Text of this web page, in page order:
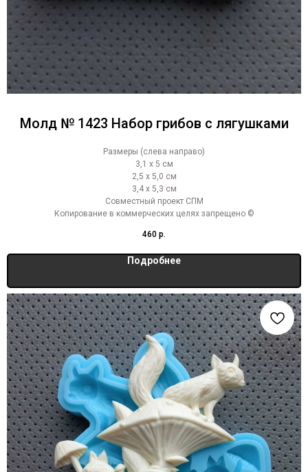
Молд № 1423 Набор грибов с лягушками
Размеры (слева направо)
3,1 х 5 см
2,5 х 5,0 см
3,4 х 5,3 см
Совместный проект СПМ
Копирование в коммерческих целях запрещено ©
460 р.
Подробнее